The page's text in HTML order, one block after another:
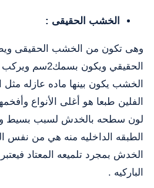
الخشب الحقيقى :
وهى تكون من الخشب الحقيقى
الحقيقي ويكون
الخشب يكون بينها ماده عازله
الفلين طبعا هو أغلى الأنواع
لون سطحه بالخدش لسبب بسيط
الطبقه الداخليه منه هي من نفس
الخدش بمجرد تلميعه المعتاد
الباركيه .